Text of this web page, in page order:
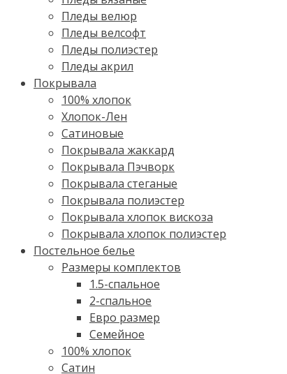
Пледы велюр
Пледы велсофт
Пледы полиэстер
Пледы акрил
Покрывала
100% хлопок
Хлопок-Лен
Сатиновые
Покрывала жаккард
Покрывала Пэчворк
Покрывала стеганые
Покрывала полиэстер
Покрывала хлопок вискоза
Покрывала хлопок полиэстер
Постельное белье
Размеры комплектов
1.5-спальное
2-спальное
Евро размер
Семейное
100% хлопок
Cатин